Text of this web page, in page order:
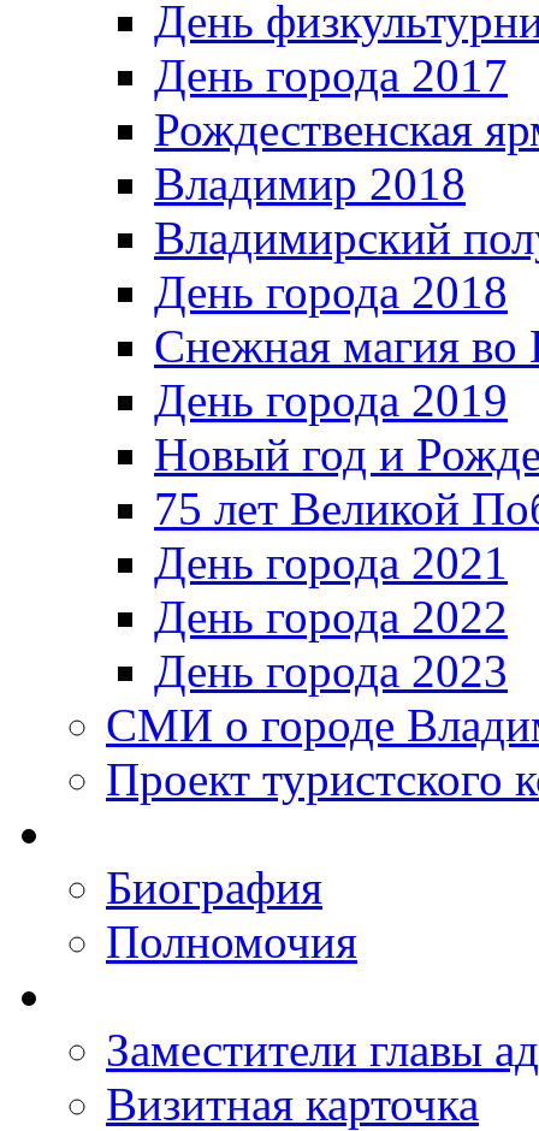
День
День города 2017
Рождественская
Владимир 2018
Владимирский
День города 2018
Снежная магия во
День города 2019
Новый год и
75 лет Великой
День города 2021
День города 2022
День города 2023
СМИ о городе
Проект туристского
Биография
Полномочия
Заместители главы
Визитная карточка